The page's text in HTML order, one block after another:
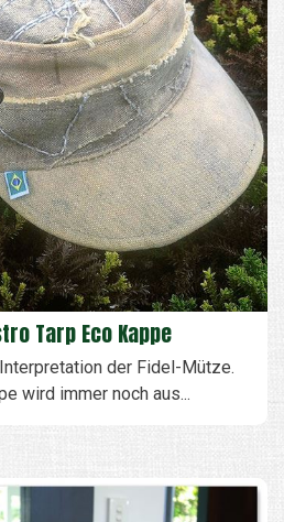
Tarp Eco Kappe
der Fidel-Mütze.
wird immer noch aus...